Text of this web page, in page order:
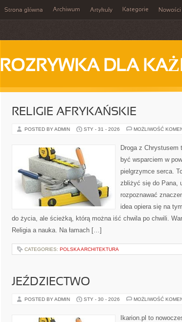
Strona główna Archiwum Artykuły Kategorie Nowości
ROZRYWKA DLA
RELIGIE AFRYKAŃSKIE
POSTED BY ADMIN STY - 31 - 2026 MOŻLIWOŚĆ
Droga z
być wsparciem w
pielgrzymce serca.
zbliżyć się do Pana,
rozpoznawać
idea opiera się na
do życia, ale ścieżką, którą można iść chwila po chwili.
Religia a nauka. Na łamach […]
CATEGORIES: POLSKA ARCHITEKTURA
JEŹDZIECTWO
POSTED BY ADMIN STY - 30 - 2026 MOŻLIWOŚĆ
Ikarion.pl to